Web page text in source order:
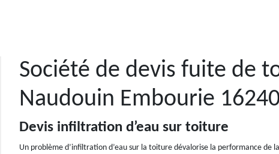
Société de devis fuite de
Naudouin Embourie
Devis infiltration d’eau sur toiture
Un problème d’infiltration d’eau sur la toiture dévalorise la performance